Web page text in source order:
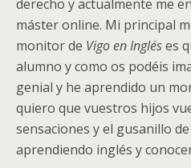
derecho y actualmente me
máster online. Mi principal
monitor de Vigo en Ingléses
alumno y como os podéis
genial y he aprendido un
quiero que vuestros hijos
sensaciones y el gusanillo
aprendiendo inglés y